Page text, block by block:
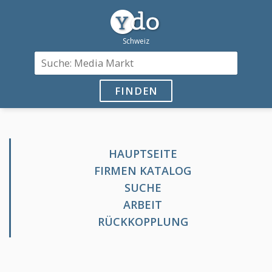
FINDEN
HAUPTSEITE
FIRMEN KATALOG
SUCHE
ARBEIT
RÜCKKOPPLUNG